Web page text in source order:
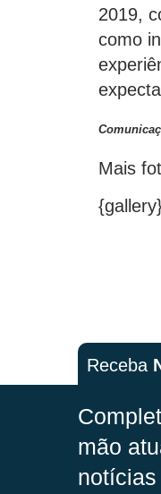
2019,
como
Mais
Receba
mão